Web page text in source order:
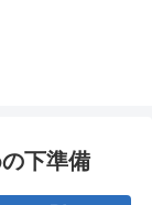
下準備